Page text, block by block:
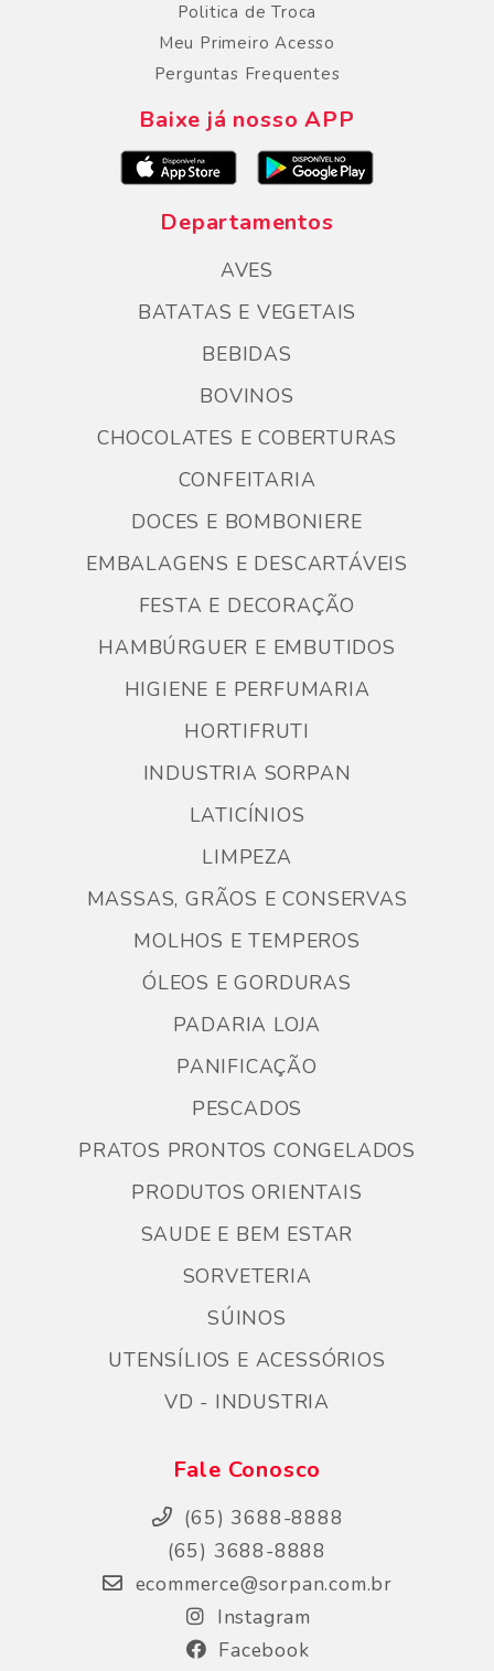
Politica de Troca
Meu Primeiro Acesso
Perguntas Frequentes
Baixe já nosso APP
Departamentos
AVES
BATATAS E VEGETAIS
BEBIDAS
BOVINOS
CHOCOLATES E COBERTURAS
CONFEITARIA
DOCES E BOMBONIERE
EMBALAGENS E DESCARTÁVEIS
FESTA E DECORAÇÃO
HAMBÚRGUER E EMBUTIDOS
HIGIENE E PERFUMARIA
HORTIFRUTI
INDUSTRIA SORPAN
LATICÍNIOS
LIMPEZA
MASSAS, GRÃOS E CONSERVAS
MOLHOS E TEMPEROS
ÓLEOS E GORDURAS
PADARIA LOJA
PANIFICAÇÃO
PESCADOS
PRATOS PRONTOS CONGELADOS
PRODUTOS ORIENTAIS
SAUDE E BEM ESTAR
SORVETERIA
SÚINOS
UTENSÍLIOS E ACESSÓRIOS
VD - INDUSTRIA
Fale Conosco
(65) 3688-8888
(65) 3688-8888
ecommerce@sorpan.com.br
Instagram
Facebook